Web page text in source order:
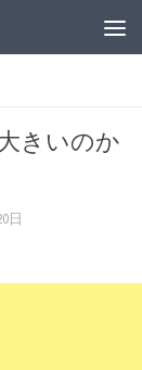
きいのか
日